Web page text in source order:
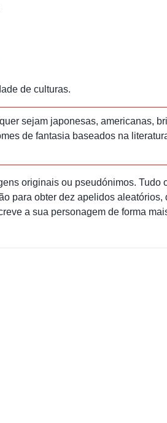
de culturas.
sejam japonesas, americanas,
de fantasia baseados na
originais ou pseudónimos. Tudo
para obter dez apelidos aleatórios,
a sua personagem de forma